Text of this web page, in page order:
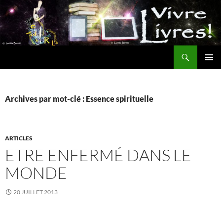
Aller
au
contenu
Archives par mot-clé : Essence spirituelle
ARTICLES
ETRE ENFERMÉ DANS LE
MONDE
20 JUILLET 2013